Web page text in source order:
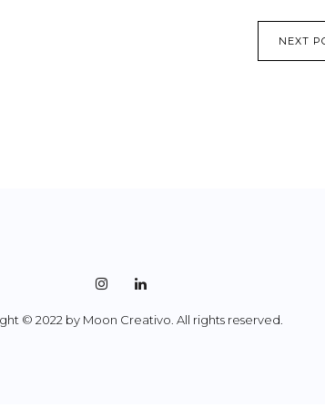
NEXT
© 2022 by Moon Creativo. All rights reserved.